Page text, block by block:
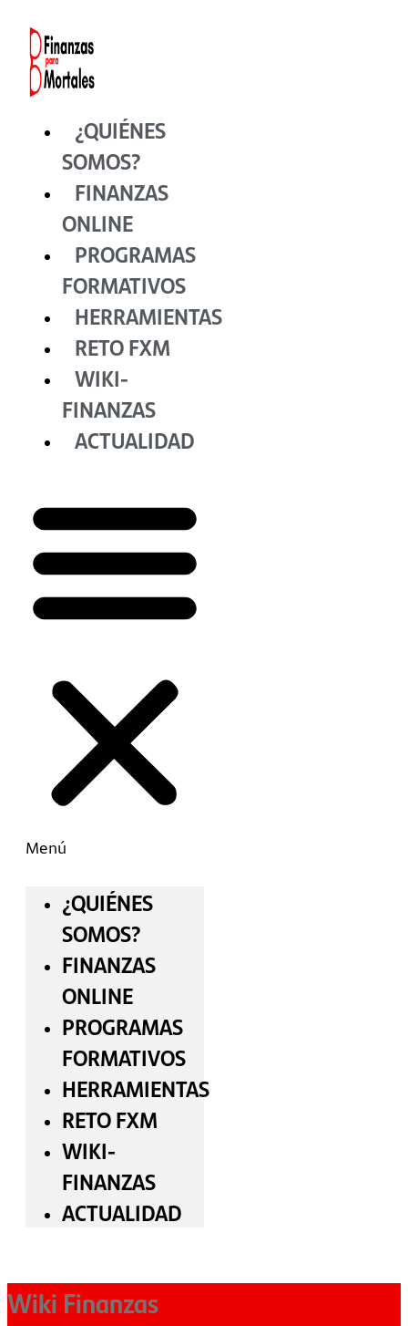
contenido
¿QUIÉNES
SOMOS?
FINANZAS
ONLINE
PROGRAMAS
FORMATIVOS
HERRAMIENTAS
RETO FXM
WIKI-
FINANZAS
ACTUALIDAD
Menú
¿QUIÉNES
SOMOS?
FINANZAS
ONLINE
PROGRAMAS
FORMATIVOS
HERRAMIENTAS
RETO FXM
WIKI-
FINANZAS
ACTUALIDAD
Wiki Finanzas